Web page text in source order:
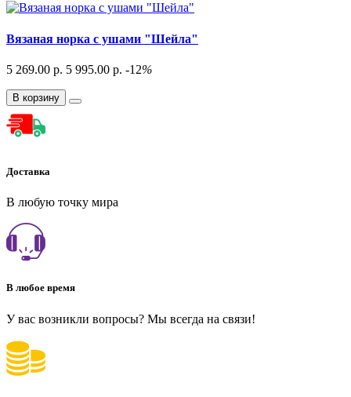
Вязаная норка с ушами "Шейла"
5 269.00 р. 5 995.00 р. -12%
В корзину
Доставка
В любую точку мира
В любое время
У вас возникли вопросы? Мы всегда на связи!